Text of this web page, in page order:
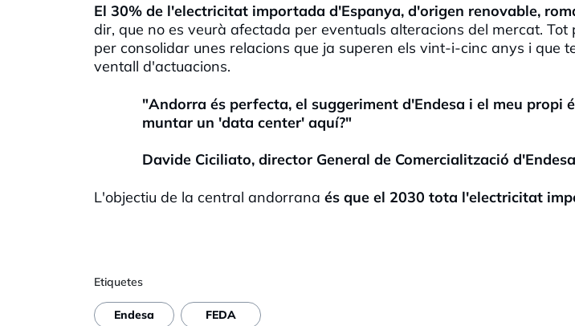
El 30% de l'electricitat importada d'Espanya, d'origen renovable,
dir, que no es veurà afectada per eventuals alteracions del mercat.
per consolidar unes relacions que ja superen els vint-i-cinc anys i que
ventall d'actuacions.
"Andorra és perfecta, el suggeriment d'Endesa i el meu propi
muntar un 'data center' aquí?"
Davide Ciciliato, director General de Comercialització d'Endesa
L'objectiu de la central andorrana és que el 2030 tota l'electricitat
Etiquetes
Endesa FEDA